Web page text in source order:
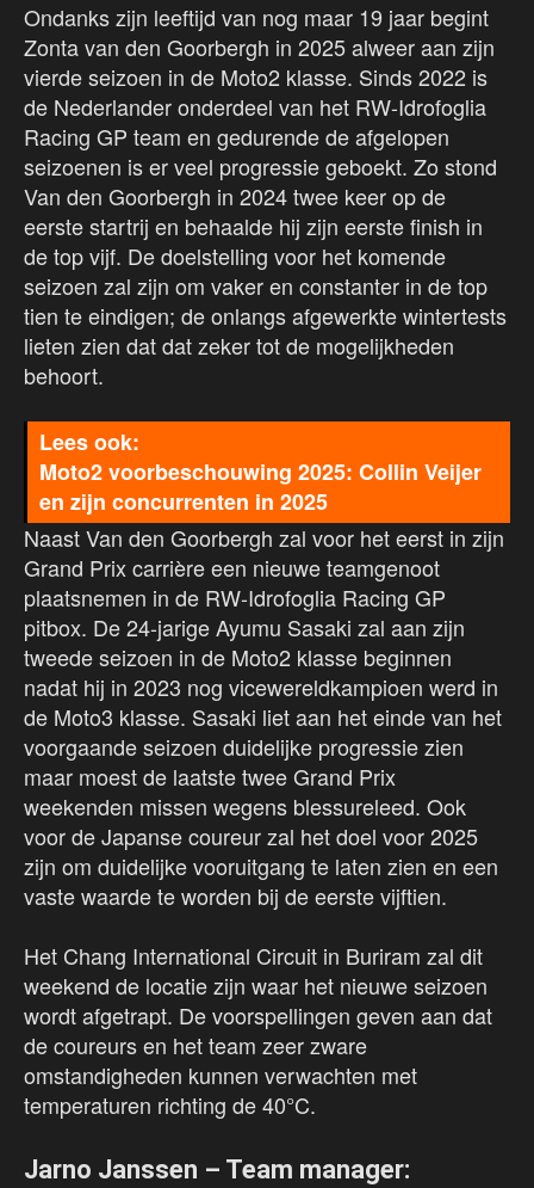
Ondanks zijn leeftijd van nog maar 19 jaar begint
Zonta van den Goorbergh in 2025 alweer aan zijn
vierde seizoen in de Moto2 klasse. Sinds 2022 is
de Nederlander onderdeel van het RW-Idrofoglia
Racing GP team en gedurende de afgelopen
seizoenen is er veel progressie geboekt. Zo stond
Van den Goorbergh in 2024 twee keer op de
eerste startrij en behaalde hij zijn eerste finish in
de top vijf. De doelstelling voor het komende
seizoen zal zijn om vaker en constanter in de top
tien te eindigen; de onlangs afgewerkte wintertests
lieten zien dat dat zeker tot de mogelijkheden
behoort.
Moto2 voorbeschouwing 2025: Collin Veijer
en zijn concurrenten in 2025
Naast Van den Goorbergh zal voor het eerst in zijn
Grand Prix carrière een nieuwe teamgenoot
plaatsnemen in de RW-Idrofoglia Racing GP
pitbox. De 24-jarige Ayumu Sasaki zal aan zijn
tweede seizoen in de Moto2 klasse beginnen
nadat hij in 2023 nog vicewereldkampioen werd in
de Moto3 klasse. Sasaki liet aan het einde van het
voorgaande seizoen duidelijke progressie zien
maar moest de laatste twee Grand Prix
weekenden missen wegens blessureleed. Ook
voor de Japanse coureur zal het doel voor 2025
zijn om duidelijke vooruitgang te laten zien en een
vaste waarde te worden bij de eerste vijftien.
Het Chang International Circuit in Buriram zal dit
weekend de locatie zijn waar het nieuwe seizoen
wordt afgetrapt. De voorspellingen geven aan dat
de coureurs en het team zeer zware
omstandigheden kunnen verwachten met
temperaturen richting de 40°C.
Jarno Janssen – Team manager: